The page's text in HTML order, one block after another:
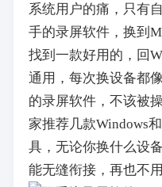
系统用户的痛，只有
手的录屏软件，换到
找到一款好用的，回
通用，每次换设备都
的录屏软件，不该被
家推荐几款Windows
具，无论你换什么设
能无缝衔接，再也不